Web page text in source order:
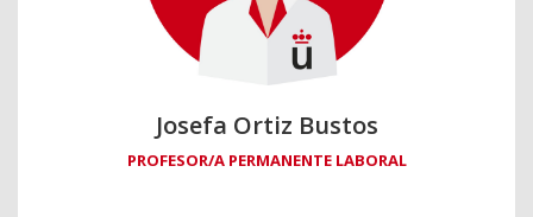
Josefa Ortiz Bustos
PROFESOR/A PERMANENTE LABORAL